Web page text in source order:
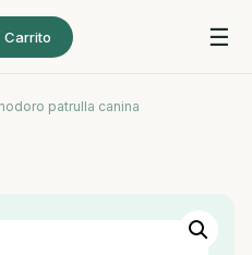
Carrito ☰
patrulla canina